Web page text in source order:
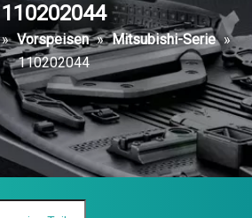
110202044
» Vorspeisen » Mitsubishi-Serie »
110202044